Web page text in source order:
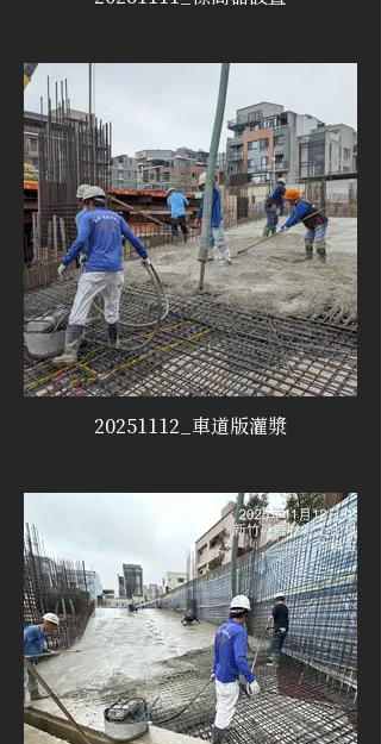
20251112_車道版灌漿